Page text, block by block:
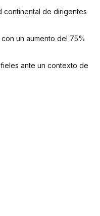
continental de dirigentes
un aumento del 75%
ante un contexto de